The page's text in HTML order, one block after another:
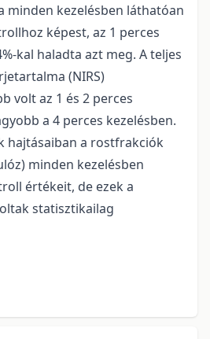
minden kezelésben láthatóan
képest, az 1 perces
kal haladta azt meg. A teljes
(NIRS)
volt az 1 és 2 perces
a 4 perces kezelésben.
hajtásaiban a rostfrakciók
minden kezelésben
értékeit, de ezek a
statisztikailag